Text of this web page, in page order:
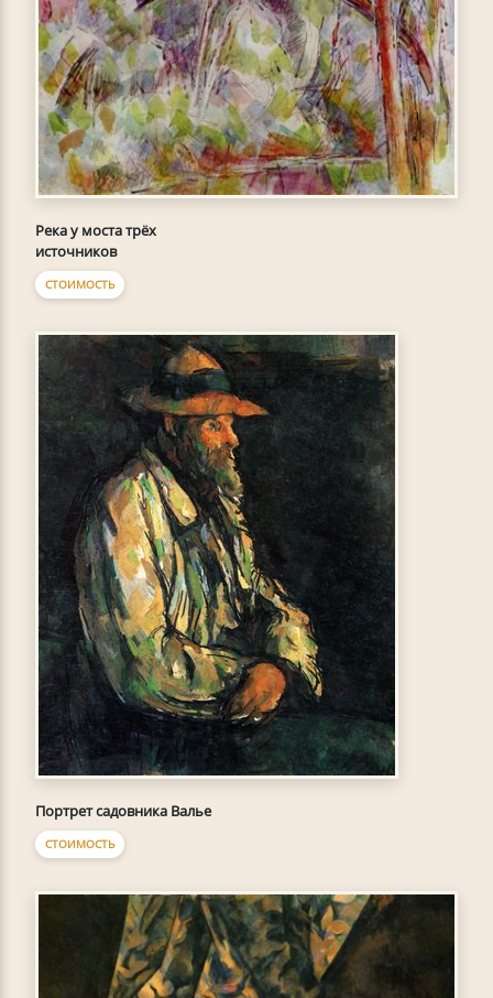
Река у моста трёх
источников
СТОИМОСТЬ
Портрет садовника Валье
СТОИМОСТЬ